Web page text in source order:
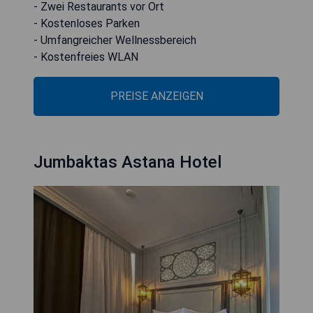
- Zwei Restaurants vor Ort
- Kostenloses Parken
- Umfangreicher Wellnessbereich
- Kostenfreies WLAN
PREISE ANZEIGEN
Jumbaktas Astana Hotel